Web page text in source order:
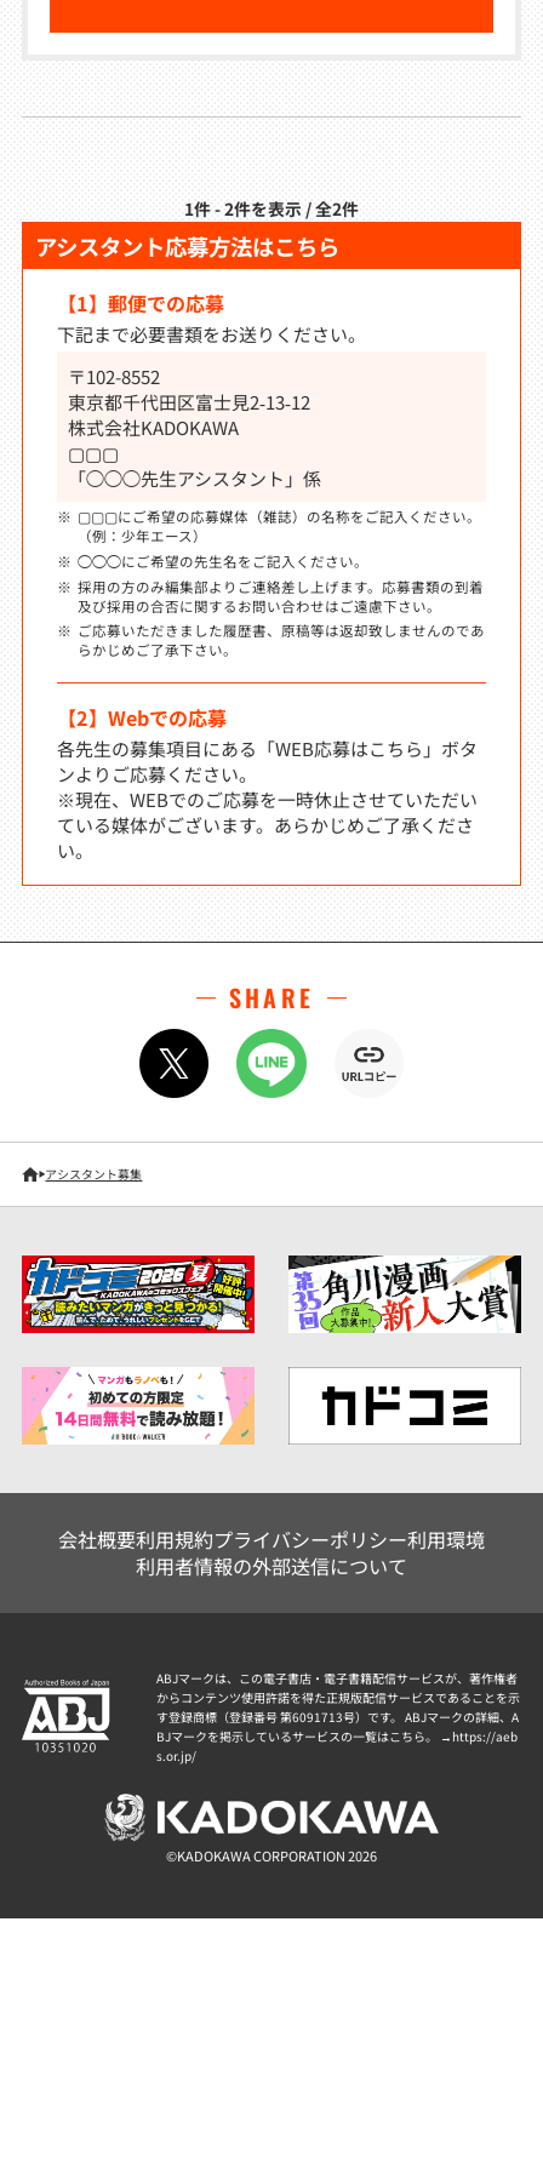
1件 - 2件を表示 / 全2件
アシスタント応募方法はこちら
【1】郵便での応募
下記まで必要書類をお送りください。
〒102-8552
東京都千代田区富士見2‐13‐12
株式会社KADOKAWA
▢▢▢
「◯◯◯先生アシスタント」係
▢▢▢にご希望の応募媒体（雑誌）の名称をご記入ください。
（例：少年エース）
◯◯◯にご希望の先生名をご記入ください。
採用の方のみ編集部よりご連絡差し上げます。応募書類の到着
及び採用の合否に関するお問い合わせはご遠慮下さい。
ご応募いただきました履歴書、原稿等は返却致しませんのであ
らかじめご了承下さい。
【2】Webでの応募
各先生の募集項目にある「WEB応募はこちら」ボタ
ンよりご応募ください。
※現在、WEBでのご応募を一時休止させていただい
ている媒体がございます。あらかじめご了承くださ
い。
SHARE
アシスタント募集
会社概要利用規約プライバシーポリシー利用環境
利用者情報の外部送信について
ABJマークは、この電子書店・電子書籍配信サービスが、著作権者
からコンテンツ使用許諾を得た正規版配信サービスであることを示
す登録商標（登録番号 第6091713号）です。 ABJマークの詳細、A
BJマークを掲示しているサービスの一覧はこちら。 → https://aeb
s.or.jp/
©KADOKAWA CORPORATION 2026